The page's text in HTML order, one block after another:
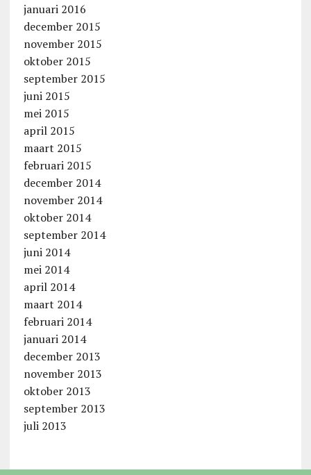
januari 2016
december 2015
november 2015
oktober 2015
september 2015
juni 2015
mei 2015
april 2015
maart 2015
februari 2015
december 2014
november 2014
oktober 2014
september 2014
juni 2014
mei 2014
april 2014
maart 2014
februari 2014
januari 2014
december 2013
november 2013
oktober 2013
september 2013
juli 2013